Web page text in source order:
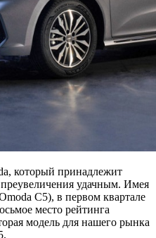
который принадлежит
удачным. Имея
C5), в первом квартале
место рейтинга
модель для нашего рынка